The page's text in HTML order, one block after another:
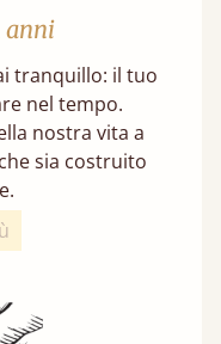
anni
tranquillo: il tuo
nel tempo.
nostra vita a
sia costruito